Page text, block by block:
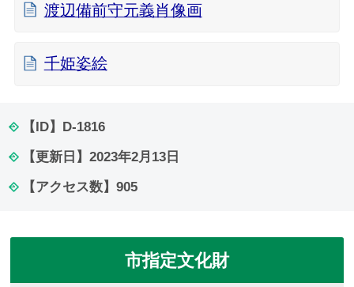
渡辺備前守元義肖像画
千姫姿絵
【ID】 D-1816
【更新日】 2023年2月13日
【アクセス数】 905
市指定文化財